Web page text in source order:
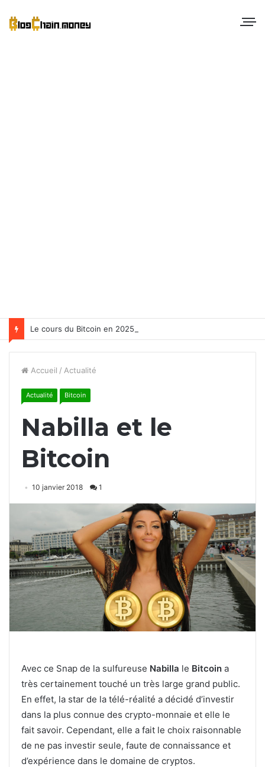
Le cours du Bitcoin en 2025
Accueil / Actualité
Actualité Bitcoin
Nabilla et le
Bitcoin
10 janvier 2018 1
Avec ce Snap de la sulfureuse Nabilla le Bitcoin a
très certainement touché un très large grand public.
En effet, la star de la télé-réalité a décidé d’investir
dans la plus connue des crypto-monnaie et elle le
fait savoir. Cependant, elle a fait le choix raisonnable
de ne pas investir seule, faute de connaissance et
d’expérience dans le domaine de cryptos.